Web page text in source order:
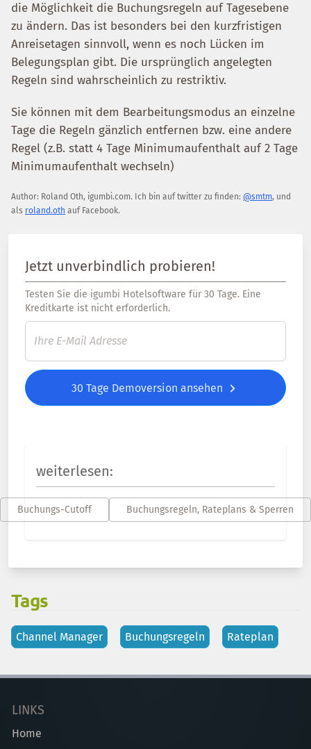
die Möglichkeit die Buchungsregeln auf Tagesebene
zu ändern. Das ist besonders bei den kurzfristigen
Anreisetagen sinnvoll, wenn es noch Lücken im
Belegungsplan gibt. Die ursprünglich angelegten
Regeln sind wahrscheinlich zu restriktiv.
Sie können mit dem Bearbeitungsmodus an einzelne
Tage die Regeln gänzlich entfernen bzw. eine andere
Regel (z.B. statt 4 Tage Minimumaufenthalt auf 2 Tage
Minimumaufenthalt wechseln)
Author: Roland Oth, igumbi.com. Ich bin auf twitter zu finden: @smtm, und
als roland.oth auf Facebook.
Jetzt unverbindlich probieren!
Testen Sie die igumbi Hotelsoftware für 30 Tage. Eine
Kreditkarte ist nicht erforderlich.
30 Tage Demoversion ansehen
weiterlesen:
Buchungs-Cutoff Buchungsregeln, Rateplans & Sperren
Tags
Channel Manager Buchungsregeln Rateplan
LINKS
Home